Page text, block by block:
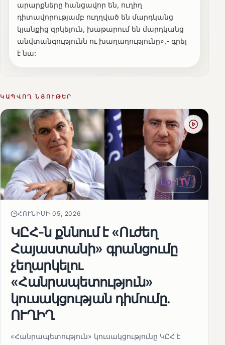
արարքները հանցավոր են, ուղիղ
դիտավորությամբ ուղղված են մարդկանց
կյանքից զրկելուն, խաթարում են մարդկանց
անվտանգությունն ու խաղաղությունը»,- գրել
է նա:
ԿԱՊՎՈՂ ՆՅՈՒԹԵՐ
ՀՈՒՆԻՍԻ 05, 2026
ԿԸՀ-ն քննում է «Ուժեղ
Հայաստանի» գրանցումը
չեղարկելու
«Հանրապետություն»
կուսակցության դիմումը.
ՈՒՂԻՂ
«Հանրապետություն» կուսակցությունը ԿԸՀ է